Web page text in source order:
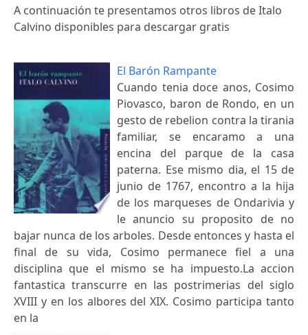
A continuación te presentamos otros libros de Italo
Calvino disponibles para descargar gratis
El Barón Rampante
Cuando tenia doce anos, Cosimo
Piovasco, baron de Rondo, en un
gesto de rebelion contra la tirania
familiar, se encaramo a una
encina del parque de la casa
paterna. Ese mismo dia, el 15 de
junio de 1767, encontro a la hija
de los marqueses de Ondarivia y
le anuncio su proposito de no
bajar nunca de los arboles. Desde entonces y hasta el
final de su vida, Cosimo permanece fiel a una
disciplina que el mismo se ha impuesto.La accion
fantastica transcurre en las postrimerias del siglo
XVIII y en los albores del XIX. Cosimo participa tanto
en la